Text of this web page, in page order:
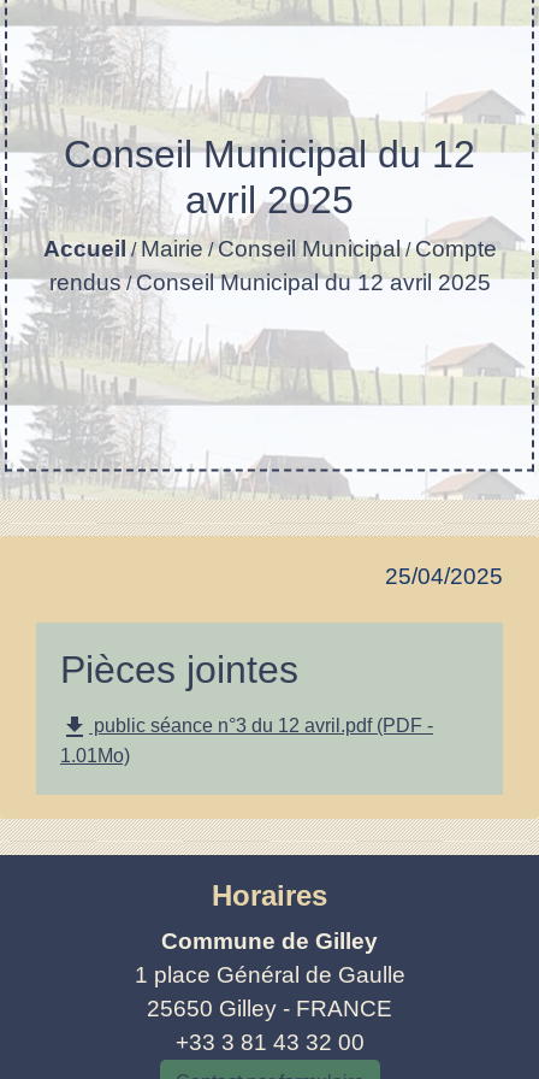
Conseil Municipal du 12
avril 2025
Accueil/ Mairie /Conseil Municipal/Compte
rendus/Conseil Municipal du 12 avril 2025
25/04/2025
Pièces jointes
file_download public séance n°3 du 12 avril.pdf (PDF -
1.01Mo)
Horaires
Commune de Gilley
1 place Général de Gaulle
25650 Gilley - FRANCE
+33 3 81 43 32 00